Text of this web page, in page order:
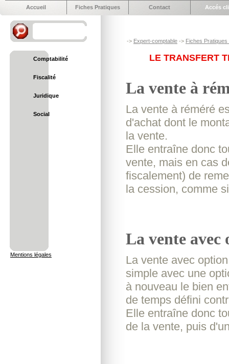
Accueil Fiches Pratiques Contact Accés
Comptabilité
Fiscalité
Juridique
Social
Mentions légales
-> Expert-comptable -> Fiches Pratiques
LE TRANSFERT
La vente à
La vente à réméré
d'achat dont le
la vente.
Elle entraîne donc
vente, mais en cas
fiscalement) de
la cession, comme
La vente avec
La vente avec
simple avec une
à nouveau le bien
de temps défini
Elle entraîne donc
de la vente, puis